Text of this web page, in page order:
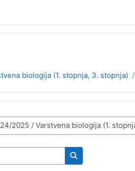
biologija (1. stopnja, 3. stopnja)
Išči predmete